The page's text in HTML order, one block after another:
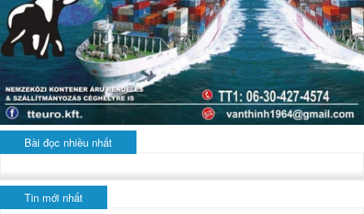
Bài đọc nhiều nhất
Tin mới nhất